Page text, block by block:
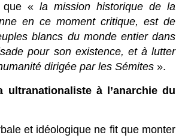
que « la mission historique de la
en ce moment critique, est de
blancs du monde entier dans
pour son existence, et à lutter
dirigée par les Sémites ».
ultranationaliste à l’anarchie du
et idéologique ne fit que monter